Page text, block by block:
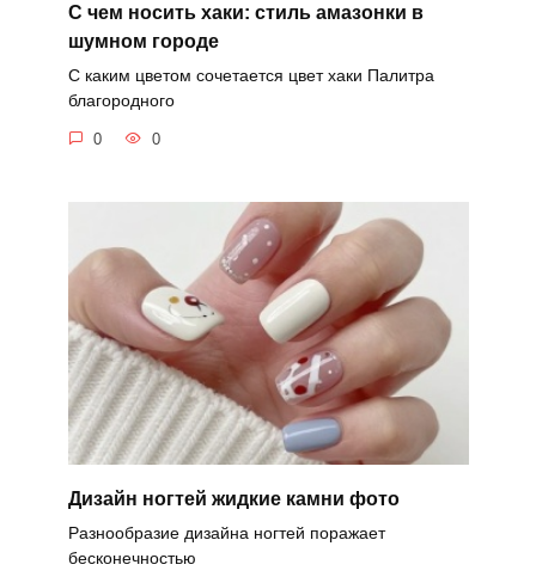
С чем носить хаки: стиль амазонки в
шумном городе
С каким цветом сочетается цвет хаки Палитра
благородного
0 0
Дизайн ногтей жидкие камни фото
Разнообразие дизайна ногтей поражает
бесконечностью